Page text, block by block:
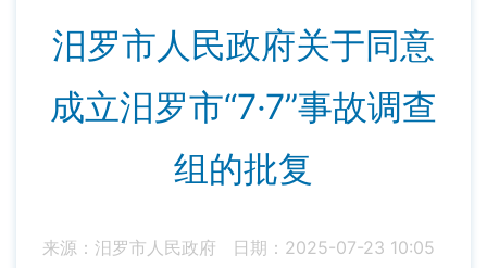
汨罗市人民政府关于同意
成立汨罗市“7·7”事故调查
组的批复
来源：汨罗市人民政府
日期：2025-07-23 10:05